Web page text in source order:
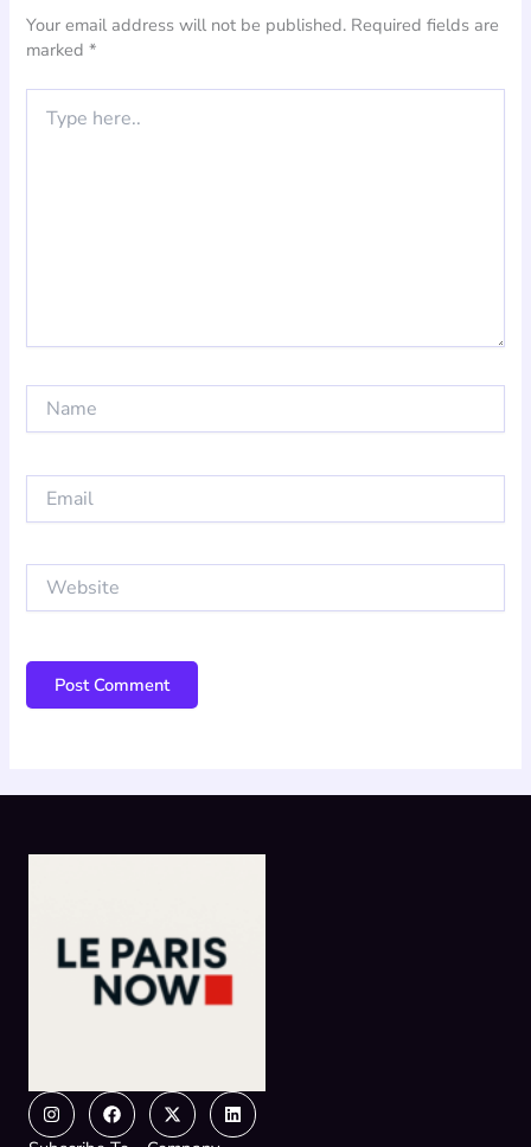
Your email address will not be published. Required fields are
marked*
here..
Website
InstagramFacebook
X-
twitter
Linkedin